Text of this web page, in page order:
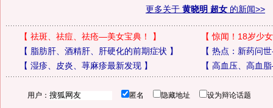
更多关于 黄晓明 超女 的新闻>>
【 祛斑、祛痘、祛疮—美女宝典！ 】 【惊闻！18岁少
【 脂肪肝、酒精肝、肝硬化的前期症状 】 【 热点：新药问
【 湿疹、皮炎、荨麻疹最新发现】 【 高血压、高血
用户： 匿名 隐藏地址 设为辩论话题